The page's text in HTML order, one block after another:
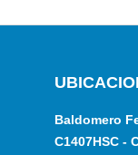
Baldomero
C1407HSC -